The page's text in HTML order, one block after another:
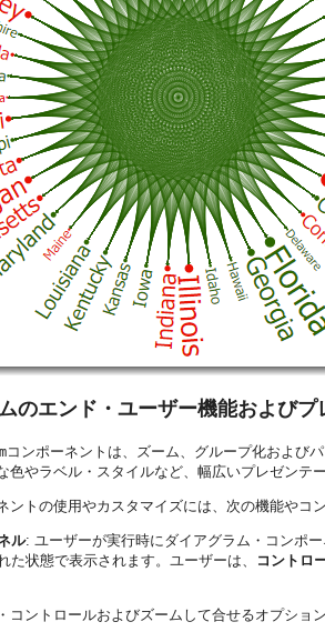
のエンド・ユーザー機能および
コンポーネントは、ズーム、グループ化および
色やラベル・スタイルなど、幅広いプレゼンテ
ントの使用やカスタマイズには、次の機能やコ
ル: ユーザーが実行時にダイアグラム・コンポ
た状態で表示されます。ユーザーは、
コントロ
コントロールおよびズームして合せるオプシ